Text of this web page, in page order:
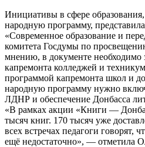
Инициативы в сфере
народную программу,
«Современное образование и
комитета Госдумы по
мнению, в документе необходимо
капремонта колледжей и
программой капремонта школ и
народную программу нужно
ЛДНР и обеспечение Донбасса
«В рамках акции «Книги —
тысяч книг. 170 тысяч уже
всех встречах педагоги говорят,
ещё недостаточно», — отметила